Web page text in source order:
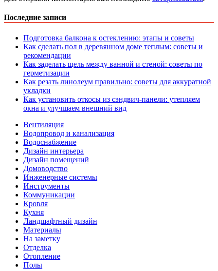
Последние записи
Подготовка балкона к остеклению: этапы и советы
Как сделать пол в деревянном доме теплым: советы и
рекомендации
Как заделать щель между ванной и стеной: советы по
герметизации
Как резать линолеум правильно: советы для аккуратной
укладки
Как установить откосы из сэндвич-панели: утепляем
окна и улучшаем внешний вид
Вентиляция
Водопровод и канализация
Водоснабжение
Дизайн интерьера
Дизайн помещений
Домоводство
Инженерные системы
Инструменты
Коммуникации
Кровля
Кухня
Ландшафтный дизайн
Материалы
На заметку
Отделка
Отопление
Полы